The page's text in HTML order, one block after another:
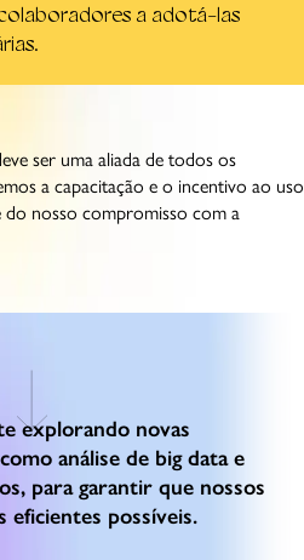
a adotá-las
ser uma aliada de todos os
a capacitação e o incentivo ao uso
nosso compromisso com a
explorando novas
análise de big data e
para garantir que nossos
eficientes possíveis.